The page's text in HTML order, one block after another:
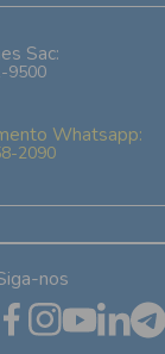
Sac:
9500
Whatsapp:
2090
nos